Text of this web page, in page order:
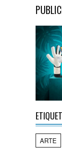
ARTE